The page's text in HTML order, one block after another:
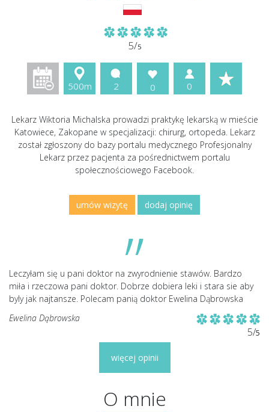
5/5
500m 2 0 0
Lekarz Wiktoria Michalska prowadzi praktykę lekarską w mieście
Katowiece, Zakopane w specjalizacji: chirurg, ortopeda. Lekarz
został zgłoszony do bazy portalu medycznego Profesjonalny
Lekarz przez pacjenta za pośrednictwem portalu
społecznościowego Facebook.
umów wizytę dodaj opinię
Leczyłam się u pani doktor na zwyrodnienie stawów. Bardzo
miła i rzeczowa pani doktor. Dobrze dobiera leki i stara sie aby
byly jak najtansze. Polecam panią doktor Ewelina Dąbrowska
Ewelina Dąbrowska
5/5
więcej opinii
O mnie